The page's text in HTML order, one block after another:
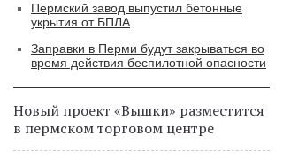
Пермский завод выпустил бетонные
укрытия от БПЛА
Заправки в Перми будут закрываться во
время действия беспилотной опасности
Новый проект «Вышки» разместится
в пермском торговом центре